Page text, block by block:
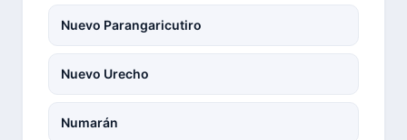
Nuevo Parangaricutiro
Nuevo Urecho
Numarán